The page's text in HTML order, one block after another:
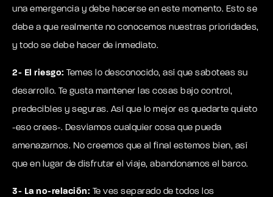
una emergencia y debe hacerse en este momento. Esto se
debe a que realmente no conocemos nuestras prioridades,
y todo se debe hacer de inmediato.
2- El riesgo: Temes lo desconocido, así que saboteas su
desarrollo. Te gusta mantener las cosas bajo control,
predecibles y seguras. Así que lo mejor es quedarte quieto
-eso crees-. Desviamos cualquier cosa que pueda
amenazarnos. No creemos que al final estemos bien, así
que en lugar de disfrutar el viaje, abandonamos el barco.
3- La no-relación: Te ves separado de todos los